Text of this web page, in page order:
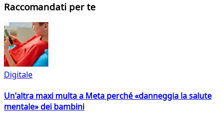
Raccomandati per te
Digitale
Un'altra maxi multa a Meta perché «danneggia la salute
mentale» dei bambini